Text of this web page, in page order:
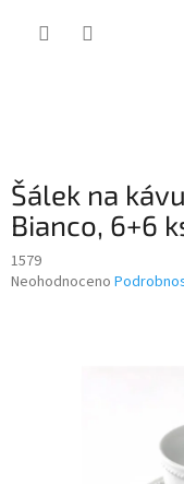
Šálek na
Bianco, 6+6
1579
Průměrné
Neohodnoceno